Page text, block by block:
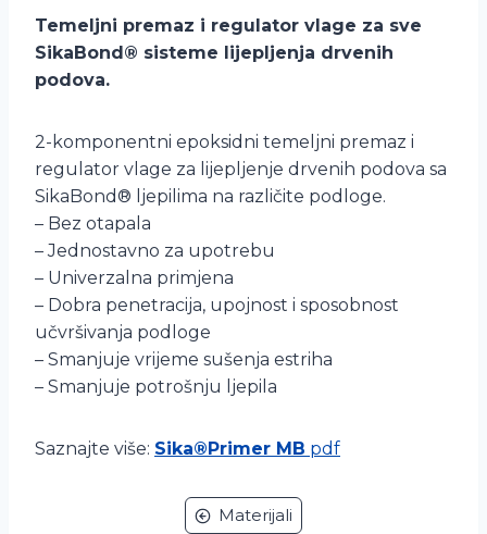
Temeljni premaz i regulator vlage za sve
SikaBond® sisteme lijepljenja drvenih
podova.
2-komponentni epoksidni temeljni premaz i
regulator vlage za lijepljenje drvenih podova sa
SikaBond® ljepilima na različite podloge.
– Bez otapala
– Jednostavno za upotrebu
– Univerzalna primjena
– Dobra penetracija, upojnost i sposobnost
učvršivanja podloge
– Smanjuje vrijeme sušenja estriha
– Smanjuje potrošnju ljepila
Saznajte više: Sika®Primer MB pdf
Materijali